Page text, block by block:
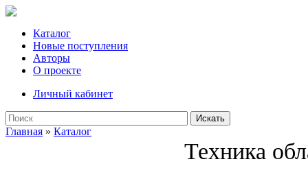
Каталог
Новые поступления
Авторы
О проекте
Личный кабинет
Искать
Главная » Каталог
Техника